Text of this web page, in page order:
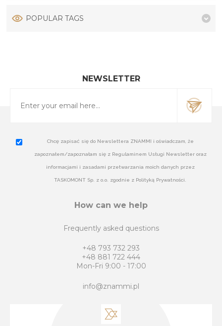
POPULAR TAGS
NEWSLETTER
Chcę zapisać się do Newslettera ZNAMMI i oświadczam, że
zapoznałem/zapoznałam się z Regulaminem Usługi Newsletter oraz
informacjami i zasadami przetwarzania moich danych przez
TASKOMONT Sp. z o.o. zgodnie z Polityką Prywatności.
How can we help
Frequently asked questions
+48 793 732 293
+48 881 722 444
Mon-Fri 9:00 - 17:00
info@znammi.pl